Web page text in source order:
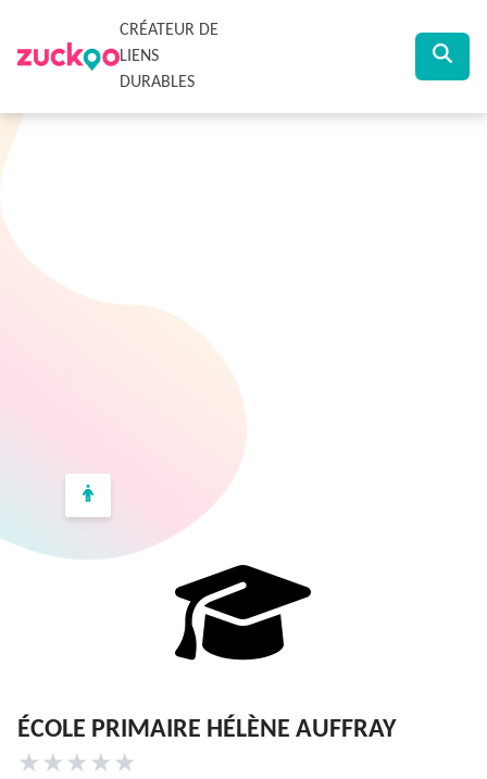
CRÉATEUR DE
LIENS
DURABLES
ÉCOLE PRIMAIRE HÉLÈNE AUFFRAY
★ ★ ★ ★ ★